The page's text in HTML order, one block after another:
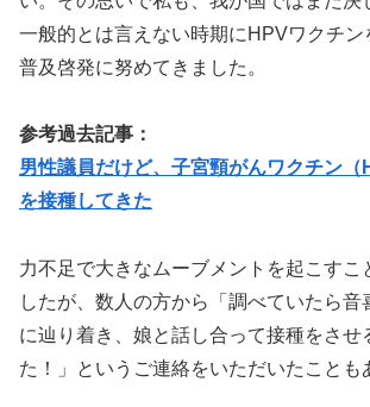
一般的とは言えない時期にHPVワクチン
普及啓発に努めてきました。
参考過去記事：
男性議員だけど、子宮頸がんワクチン（
を接種してきた
力不足で大きなムーブメントを起こすこ
したが、数人の方から「調べていたら音
に辿り着き、娘と話し合って接種をさせ
た！」というご連絡をいただいたことも